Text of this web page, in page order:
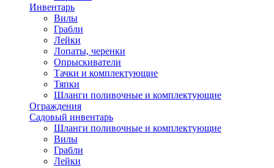
Инвентарь
Вилы
Грабли
Лейки
Лопаты, черенки
Опрыскиватели
Тачки и комплектующие
Тяпки
Шланги поливочные и комплектующие
Ограждения
Садовый инвентарь
Шланги поливочные и комплектующие
Вилы
Грабли
Лейки